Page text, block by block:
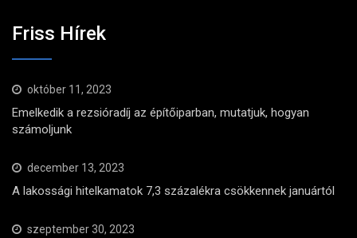
Friss Hírek
október 11, 2023
Emelkedik a rezsióradíj az építőiparban, mutatjuk, hogyan
számoljunk
december 13, 2023
A lakossági hitelkamatok 7,3 százalékra csökkennek januártól
szeptember 30, 2023